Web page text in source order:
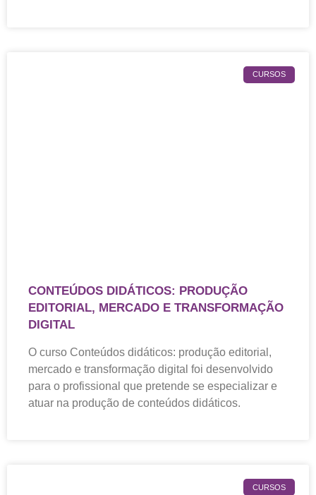
CURSOS
CONTEÚDOS DIDÁTICOS: PRODUÇÃO
EDITORIAL, MERCADO E TRANSFORMAÇÃO
DIGITAL
O curso Conteúdos didáticos: produção editorial,
mercado e transformação digital foi desenvolvido
para o profissional que pretende se especializar e
atuar na produção de conteúdos didáticos.
CURSOS